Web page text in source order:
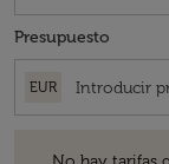
Presupuesto
EUR